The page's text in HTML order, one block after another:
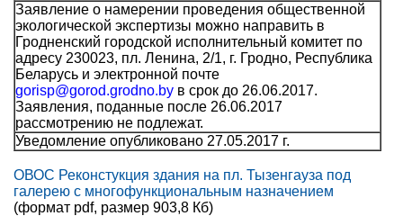
Заявление о намерении проведения общественной
экологической экспертизы можно направить в
Гродненский городской исполнительный комитет по
адресу 230023, пл. Ленина, 2/1, г. Гродно, Республика
Беларусь и электронной почте
gorisp@gorod.grodno.by в срок до 26.06.2017.
Заявления, поданные после 26.06.2017
рассмотрению не подлежат.
Уведомление опубликовано 27.05.2017 г.
ОВОС Реконстукция здания на пл. Тызенгауза под
галерею с многофункциональным назначением
(формат pdf, размер 903,8 Кб)